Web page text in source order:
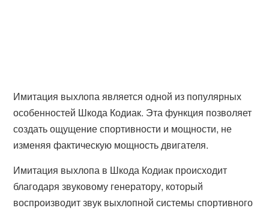
Имитация выхлопа является одной из популярных
особенностей Шкода Кодиак. Эта функция позволяет
создать ощущение спортивности и мощности, не
изменяя фактическую мощность двигателя.
Имитация выхлопа в Шкода Кодиак происходит
благодаря звуковому генератору, который
воспроизводит звук выхлопной системы спортивного